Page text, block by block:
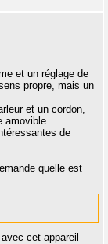
et un réglage de
propre, mais un
et un cordon,
amovible.
de
quelle est
cet appareil